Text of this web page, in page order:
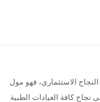
الاستثماري، فهو مول
كافة العيادات الطبية